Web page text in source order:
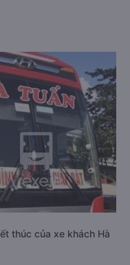
thúc của xe khách Hà